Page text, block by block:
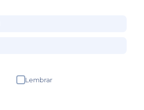
Lembrar